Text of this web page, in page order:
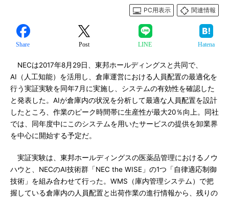
PC用表示
関連情報
Share Post LINE Hatena
NECは2017年8月29日、東邦ホールディングスと共同で、
AI（人工知能）を活用し、倉庫運営における人員配置の最適化を
行う実証実験を同年7月に実施し、システムの有効性を確認した
と発表した。AIが倉庫内の状況を分析して最適な人員配置を設計
したところ、作業のピーク時間帯に生産性が最大20％向上。同社
では、同年度中にこのシステムを用いたサービスの提供を卸業界
を中心に開始する予定だ。
実証実験は、東邦ホールディングスの医薬品管理におけるノウ
ハウと、NECのAI技術群「NEC the WISE」の1つ「自律適応制御
技術」を組み合わせて行った。WMS（庫内管理システム）で把
握している倉庫内の人員配置と出荷作業の進行情報から、残りの